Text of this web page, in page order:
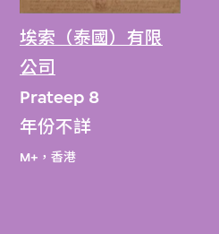
埃索（泰國）有限
公司
Prateep 8
年份不詳
M+，香港